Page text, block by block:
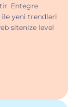
Entegre
ile yeni trendleri
sitenize level